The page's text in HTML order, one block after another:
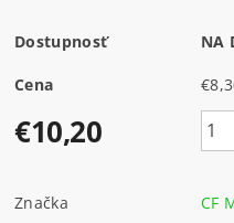
Dostupnosť NA
Cena
€10,20
Značka
CF